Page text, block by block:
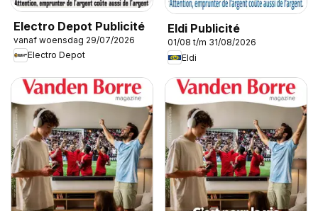
Electro Depot Publicité
vanaf woensdag 29/07/2026
Electro Depot
Eldi Publicité
01/08 t/m 31/08/2026
Eldi